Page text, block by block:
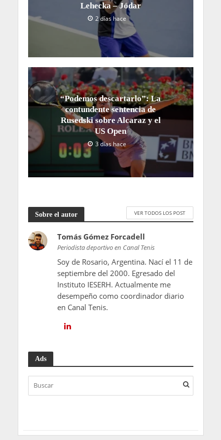
Lehecka – Jódar
2 días hace
“Podemos descartarlo”: La
contundente sentencia de
Rusedski sobre Alcaraz y el
US Open
3 días hace
Sobre el autor VER TODOS LOS POST
Tomás Gómez Forcadell
Periodista deportivo en Canal Tenis
Soy de Rosario, Argentina. Nací el 11 de
septiembre del 2000. Egresado del
Instituto IESERH. Actualmente me
desempeño como coordinador diario
en Canal Tenis.
Ads